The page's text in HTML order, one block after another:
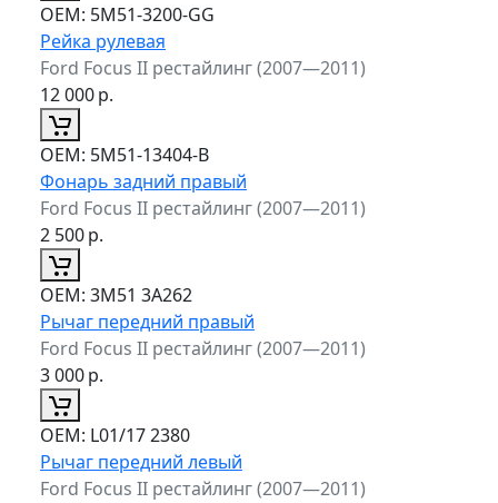
ОЕМ: 5M51-3200-GG
Рейка рулевая
Ford Focus II рестайлинг (2007—2011)
12 000р.
ОЕМ: 5M51-13404-B
Фонарь задний правый
Ford Focus II рестайлинг (2007—2011)
2 500р.
ОЕМ: 3M51 3A262
Рычаг передний правый
Ford Focus II рестайлинг (2007—2011)
3 000р.
ОЕМ: L01/17 2380
Рычаг передний левый
Ford Focus II рестайлинг (2007—2011)